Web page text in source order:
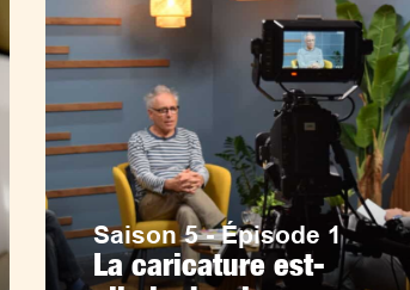
Saison 5 - Épisode 1
La caricature est-